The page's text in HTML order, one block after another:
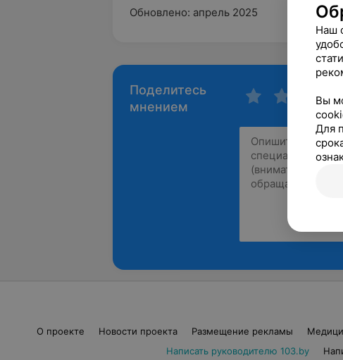
Обновлено: апрель 2025
Поделитесь
мнением
О проекте Новости проекта Размещение рекламы
Написать руководителю 103.by
Наш
Вы
Для